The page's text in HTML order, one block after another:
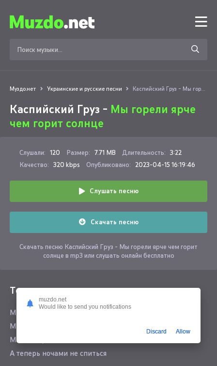
Муздо.нет Украинские и русские песни Каспийский Груз - Мы горели ярче чем горит солнце
Каспийский Груз - Мы горели ярче
чем горит солнце
Слушали: 120 Размер: 7.71 MB Длительность: 3:22
Качество: 320 kbps Опубликовано: 2023-04-15 16:19:46
Слушать песню
Скачать песню
Скачать песню Каспийский Груз - Мы горели ярче чем горит
солнце в mp3 или слушать онлайн бесплатно
Текст песни
Мы горели ярче чем горит солнце
Мы летали выше,чем летают птицы
Мы не обронили ни слова
А теперь ночами не спиться
muzdo.net
Would like to send you notifications
Discard Allow